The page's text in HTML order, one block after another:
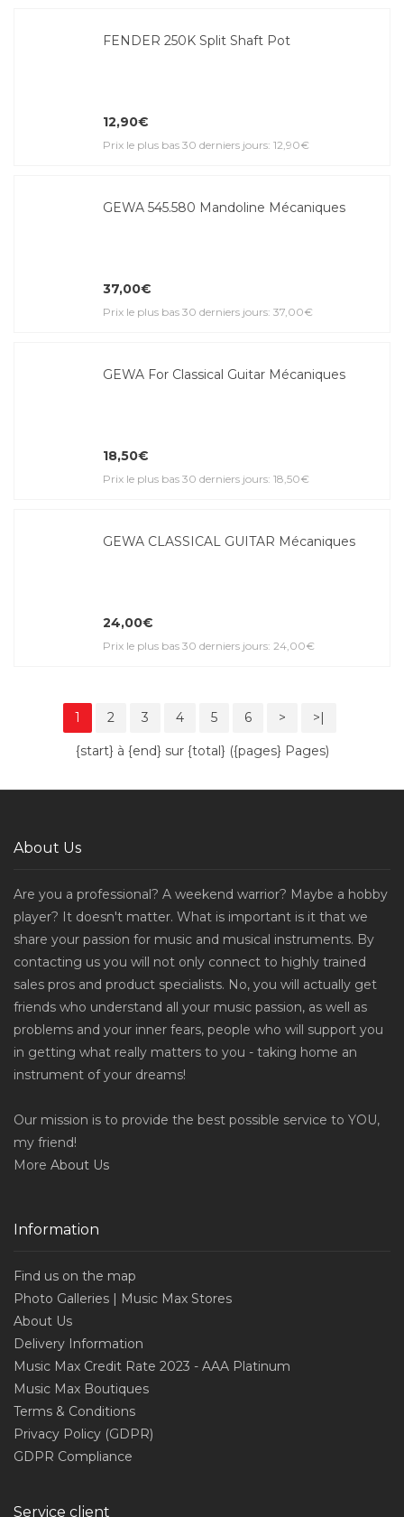
FENDER 250K Split Shaft Pot
12,90€
Prix le plus bas 30 derniers jours: 12,90€
GEWA 545.580 Mandoline Mécaniques
37,00€
Prix le plus bas 30 derniers jours: 37,00€
GEWA For Classical Guitar Mécaniques
18,50€
Prix le plus bas 30 derniers jours: 18,50€
GEWA CLASSICAL GUITAR Mécaniques
24,00€
Prix le plus bas 30 derniers jours: 24,00€
1 2 3 4 5 6 > >|
{start} à {end} sur {total} ({pages} Pages)
About Us
Are you a professional? A weekend warrior? Maybe a hobby
player? It doesn't matter. What is important is it that we
share your passion for music and musical instruments. By
contacting us you will not only connect to highly trained
sales pros and product specialists. No, you will actually get
friends who understand all your music passion, as well as
problems and your inner fears, people who will support you
in getting what really matters to you - taking home an
instrument of your dreams!
Our mission is to provide the best possible service to YOU,
my friend!
More About Us
Information
Find us on the map
Photo Galleries | Music Max Stores
About Us
Delivery Information
Music Max Credit Rate 2023 - AAA Platinum
Music Max Boutiques
Terms & Conditions
Privacy Policy (GDPR)
GDPR Compliance
Service client